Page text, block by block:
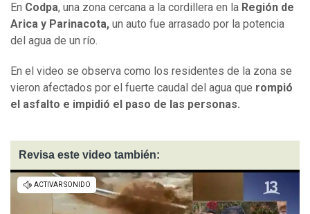
En Codpa, una zona cercana a la cordillera en la Región de
Arica y Parinacota, un auto fue arrasado por la potencia
del agua de un río.
En el video se observa como los residentes de la zona se
vieron afectados por el fuerte caudal del agua que rompió
el asfalto e impidió el paso de las personas.
Revisa este video también: